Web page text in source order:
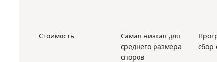
Стоимость
Самая низкая для
среднего размера
споров
сбор